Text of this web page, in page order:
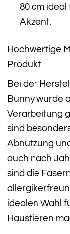
80 cm
Akzent.
Hochwertige
Produkt
Bei der
Bunny wurde
Verarbeitung
sind
Abnutzung
auch nach
sind die
idealen Wahl
Haustieren